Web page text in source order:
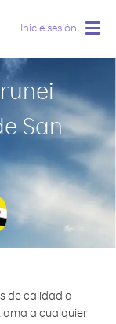
Inicie sesión
San
de calidad a
a cualquier